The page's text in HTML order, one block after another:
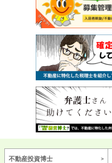
不動産投資博士